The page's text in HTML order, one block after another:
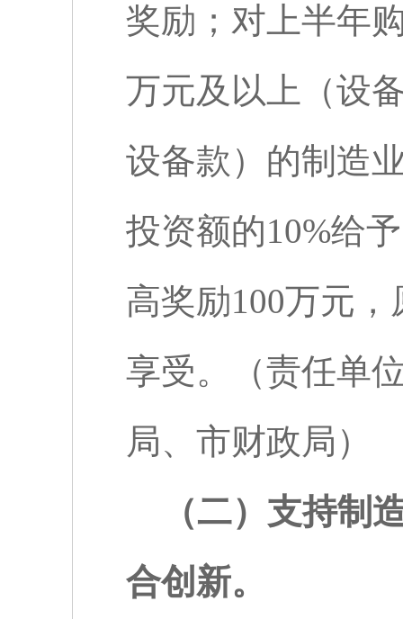
奖励；对上半年
万元及以上（设
设备款）的制造
投资额的10%给
高奖励100万元，
享受。（责任单
局、市财政局）
（二）支持制
合创新。